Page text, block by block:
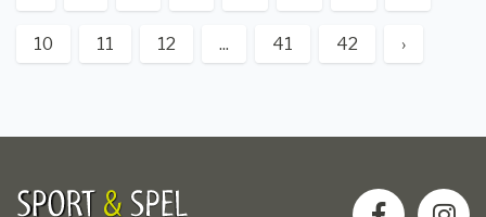
10 11 12 ... 41 42 ›